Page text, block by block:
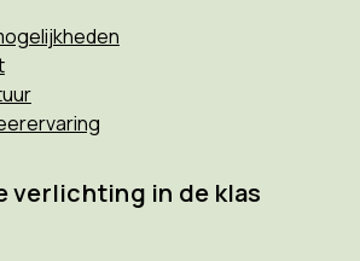
verlichting in de klas